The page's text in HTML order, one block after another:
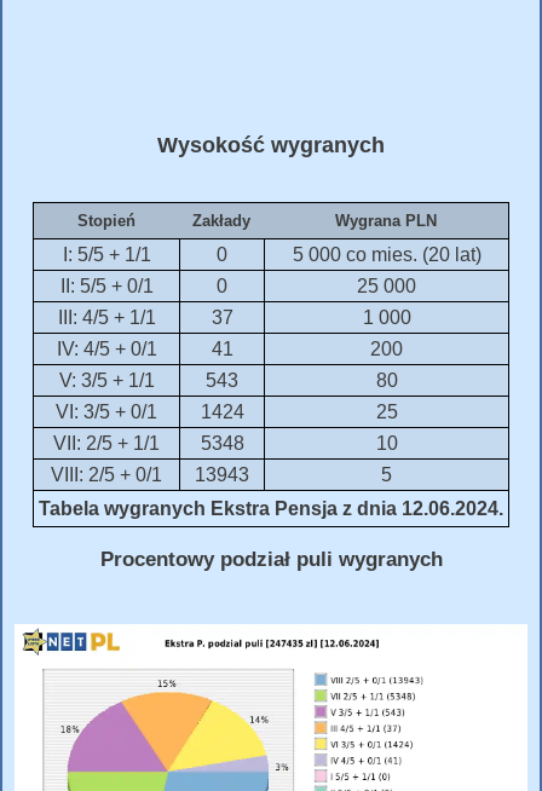
Wysokość wygranych
Stopień Zakłady Wygrana PLN
I: 5/5 + 1/1 0
5 000 co mies. (20 lat)
II: 5/5 + 0/1
0
25 000
III: 4/5 + 1/1
37
1 000
IV: 4/5 + 0/1
41
200
V: 3/5 + 1/1
543
80
VI: 3/5 + 0/1
1424
25
VII: 2/5 + 1/1
5348
10
VIII: 2/5 + 0/1
13943
5
Tabela wygranych Ekstra Pensja z dnia 12.06.2024.
Procentowy podział puli wygranych